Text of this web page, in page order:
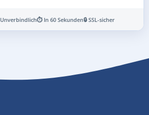
Unverbindlich⏱ In 60 Sekunden🔒 SSL-sicher